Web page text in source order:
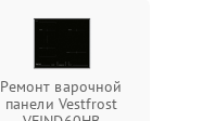
Ремонт варочной
панели Vestfrost